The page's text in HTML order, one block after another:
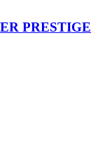
PRESTIGE